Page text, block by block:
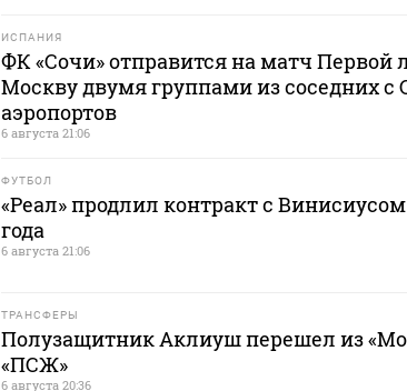
ИСПАНИЯ
ФК «Сочи» отправится на матч Первой
Москву двумя группами из соседних с
аэропортов
6 августа 21:06
ФУТБОЛ
«Реал» продлил контракт с Винисиусом
года
6 августа 21:06
ТРАНСФЕРЫ
Полузащитник Аклиуш перешел из
«ПСЖ»
6 августа 20:36